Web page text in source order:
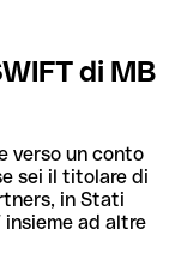
di MB
verso un conto
sei il titolare di
in Stati
ad altre